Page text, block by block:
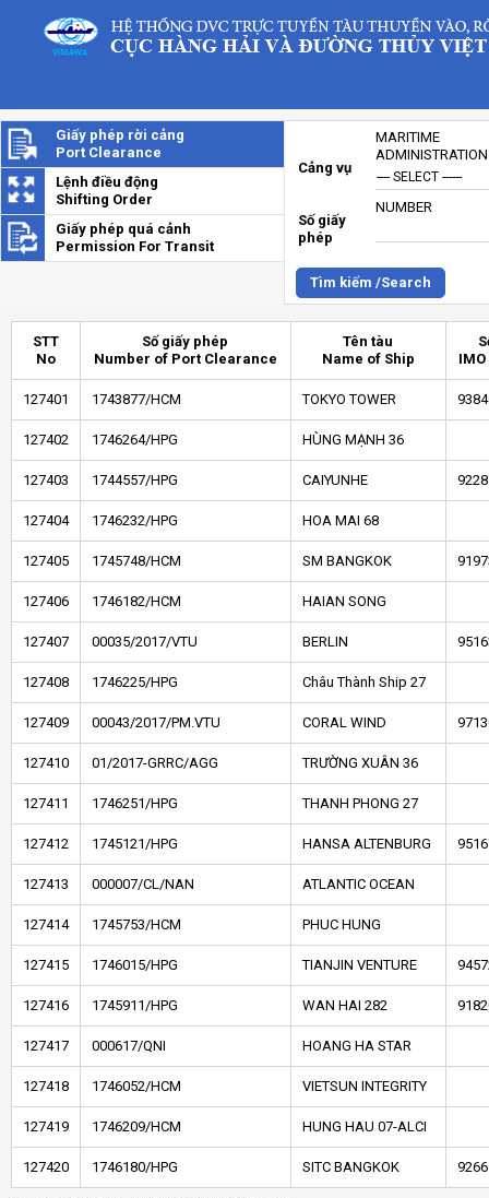
Giấy phép rời cảng
Port Clearance
Lệnh điều động
Shifting Order
Giấy phép quá cảnh
Permission For Transit
Cảng vụ
MARITIME
Số giấy
phép
NUMBER
Tìm kiếm /Search
STT
No
Số giấy phép
Number of Port Clearance
Tên tàu
Name of Ship
127401 1743877/HCM TOKYO TOWER
127402 1746264/HPG HÙNG MẠNH 36
127403 1744557/HPG CAIYUNHE
127404 1746232/HPG HOA MAI 68
127405 1745748/HCM SM BANGKOK
127406 1746182/HCM HAIAN SONG
127407 00035/2017/VTU BERLIN
127408 1746225/HPG Châu Thành Ship 27
127409 00043/2017/PM.VTU CORAL WIND
127410 01/2017-GRRC/AGG TRƯỜNG XUÂN 36
127411 1746251/HPG THANH PHONG 27
127412 1745121/HPG HANSA ALTENBURG
127413 000007/CL/NAN ATLANTIC OCEAN
127414 1745753/HCM PHUC HUNG
127415 1746015/HPG TIANJIN VENTURE
127416 1745911/HPG WAN HAI 282
127417 000617/QNI HOANG HA STAR
127418 1746052/HCM VIETSUN INTEGRITY
127419 1746209/HCM HUNG HAU 07-ALCI
127420 1746180/HPG SITC BANGKOK